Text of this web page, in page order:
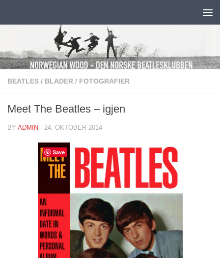
BEATLES / BLADER / FOTOGRAFIER
Meet The Beatles – igjen
BY ADMIN · 24. OKTOBER 2014
Save